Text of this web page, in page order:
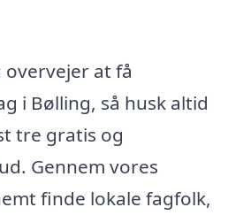
at få
i Bølling, så husk altid
tre gratis og
Gennem vores
finde lokale fagfolk,